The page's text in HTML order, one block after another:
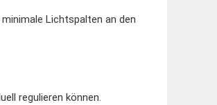
Lichtspalten an den
regulieren können.